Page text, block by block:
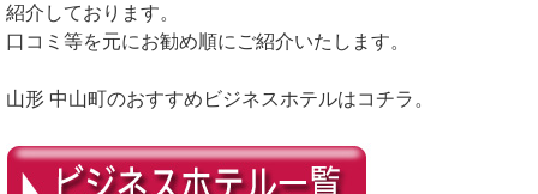
紹介しております。
口コミ等を元にお勧め順にご紹介いたします。
山形 中山町のおすすめビジネスホテルはコチラ。